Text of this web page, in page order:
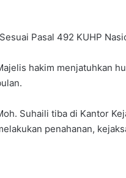
Pasal 492 KUHP
hakim menjatuhkan
Suhaili tiba di Kantor
penahanan,